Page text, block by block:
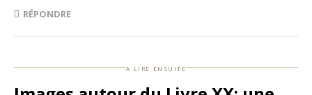
RÉPONDRE
à lire ensuite